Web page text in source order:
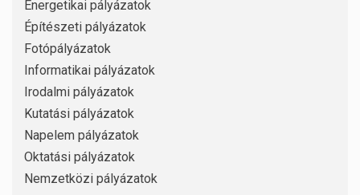
Energetikai pályázatok
Építészeti pályázatok
Fotópályázatok
Informatikai pályázatok
Irodalmi pályázatok
Kutatási pályázatok
Napelem pályázatok
Oktatási pályázatok
Nemzetközi pályázatok